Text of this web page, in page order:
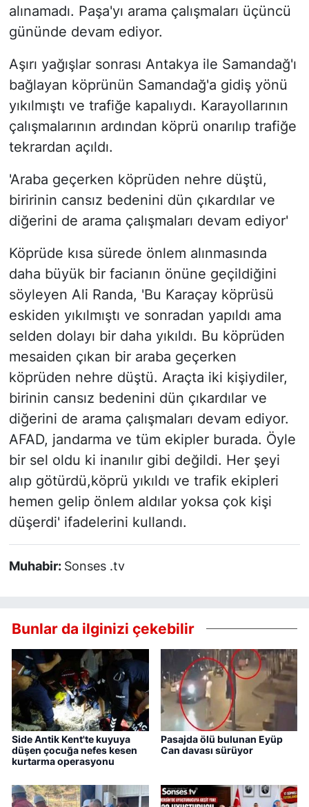
alınamadı. Paşa'yı arama çalışmaları üçüncü
gününde devam ediyor.
Aşırı yağışlar sonrası Antakya ile Samandağ'ı
bağlayan köprünün Samandağ'a gidiş yönü
yıkılmıştı ve trafiğe kapalıydı. Karayollarının
çalışmalarının ardından köprü onarılıp trafiğe
tekrardan açıldı.
'Araba geçerken köprüden nehre düştü,
biririnin cansız bedenini dün çıkardılar ve
diğerini de arama çalışmaları devam ediyor'
Köprüde kısa sürede önlem alınmasında
daha büyük bir facianın önüne geçildiğini
söyleyen Ali Randa, 'Bu Karaçay köprüsü
eskiden yıkılmıştı ve sonradan yapıldı ama
selden dolayı bir daha yıkıldı. Bu köprüden
mesaiden çıkan bir araba geçerken
köprüden nehre düştü. Araçta iki kişiydiler,
birinin cansız bedenini dün çıkardılar ve
diğerini de arama çalışmaları devam ediyor.
AFAD, jandarma ve tüm ekipler burada. Öyle
bir sel oldu ki inanılır gibi değildi. Her şeyi
alıp götürdü,köprü yıkıldı ve trafik ekipleri
hemen gelip önlem aldılar yoksa çok kişi
düşerdi' ifadelerini kullandı.
Muhabir: Sonses .tv
Bunlar da ilginizi çekebilir
Side Antik Kent'te kuyuya
düşen çocuğa nefes kesen
kurtarma operasyonu
Pasajda ölü bulunan Eyüp
Can davası sürüyor